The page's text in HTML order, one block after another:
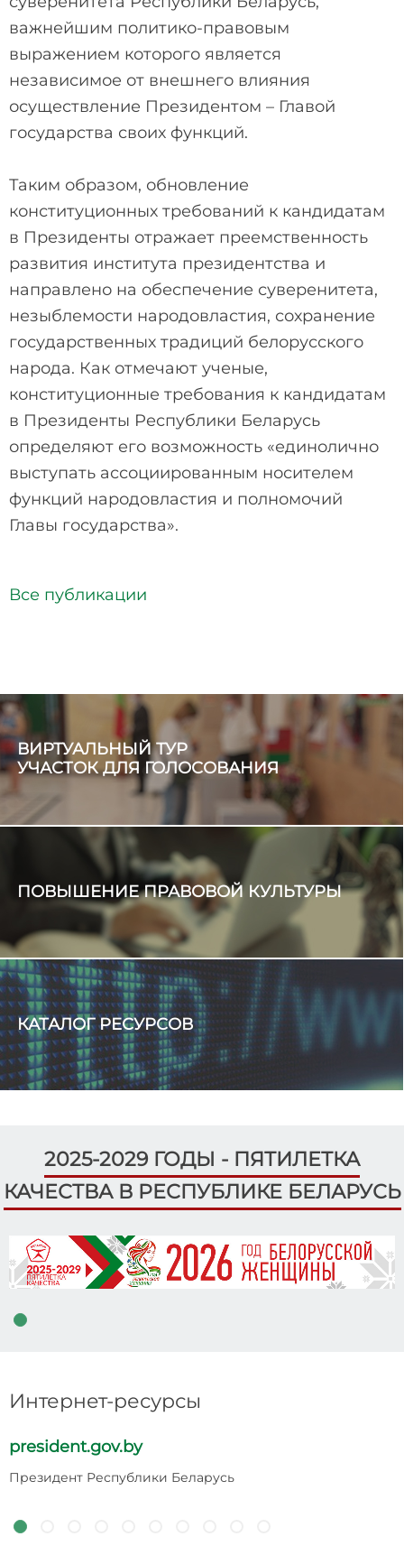
важнейшим политико-правовым
выражением которого является
независимое от внешнего влияния
осуществление Президентом – Главой
государства своих функций.
Таким образом, обновление
конституционных требований к кандидатам
в Президенты отражает преемственность
развития института президентства и
направлено на обеспечение суверенитета,
незыблемости народовластия, сохранение
государственных традиций белорусского
народа. Как отмечают ученые,
конституционные требования к кандидатам
в Президенты Республики Беларусь
определяют его возможность «единолично
выступать ассоциированным носителем
функций народовластия и полномочий
Главы государства».
Все публикации
ВИРТУАЛЬНЫЙ ТУР
УЧАСТОК ДЛЯ ГОЛОСОВАНИЯ
ПОВЫШЕНИЕ ПРАВОВОЙ КУЛЬТУРЫ
КАТАЛОГ РЕСУРСОВ
2025-2029 ГОДЫ - ПЯТИЛЕТКА
КАЧЕСТВА В РЕСПУБЛИКЕ БЕЛАРУСЬ
Интернет-ресурсы
president.gov.by
Президент Республики Беларусь